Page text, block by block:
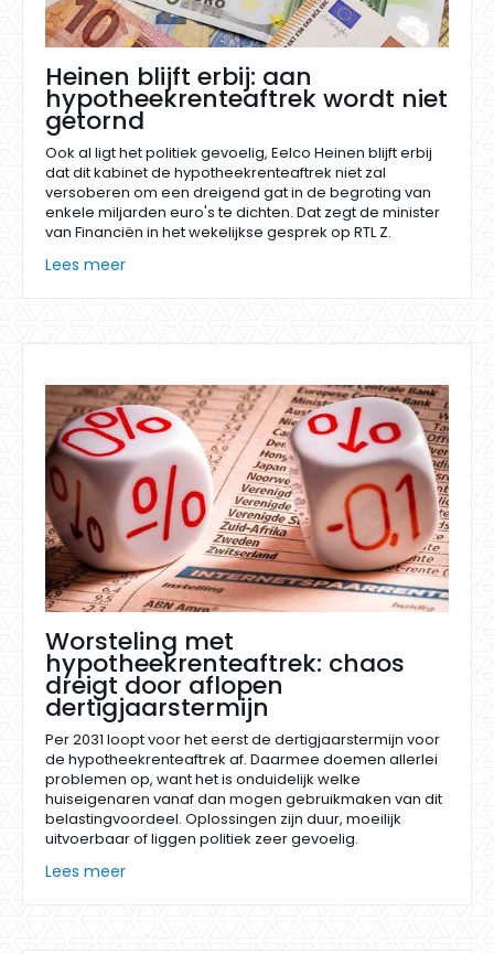
Heinen blijft erbij: aan
hypotheekrenteaftrek wordt niet
getornd
Ook al ligt het politiek gevoelig, Eelco Heinen blijft erbij
dat dit kabinet de hypotheekrenteaftrek niet zal
versoberen om een dreigend gat in de begroting van
enkele miljarden euro's te dichten. Dat zegt de minister
van Financiën in het wekelijkse gesprek op RTL Z.
Lees meer
Worsteling met
hypotheekrenteaftrek: chaos
dreigt door aflopen
dertigjaarstermijn
Per 2031 loopt voor het eerst de dertigjaarstermijn voor
de hypotheekrenteaftrek af. Daarmee doemen allerlei
problemen op, want het is onduidelijk welke
huiseigenaren vanaf dan mogen gebruikmaken van dit
belastingvoordeel. Oplossingen zijn duur, moeilijk
uitvoerbaar of liggen politiek zeer gevoelig.
Lees meer